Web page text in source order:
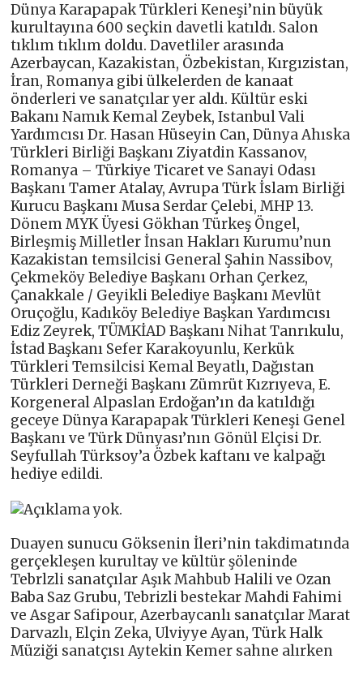
Dünya Karapapak Türkleri Keneşi’nin büyük
kurultayına 600 seçkin davetli katıldı. Salon
tıklım tıklım doldu. Davetliler arasında
Azerbaycan, Kazakistan, Özbekistan, Kırgızistan,
İran, Romanya gibi ülkelerden de kanaat
önderleri ve sanatçılar yer aldı. Kültür eski
Bakanı Namık Kemal Zeybek, Istanbul Vali
Yardımcısı Dr. Hasan Hüseyin Can, Dünya Ahıska
Türkleri Birliği Başkanı Ziyatdin Kassanov,
Romanya – Türkiye Ticaret ve Sanayi Odası
Başkanı Tamer Atalay, Avrupa Türk İslam Birliği
Kurucu Başkanı Musa Serdar Çelebi, MHP 13.
Dönem MYK Üyesi Gökhan Türkeş Öngel,
Birleşmiş Milletler İnsan Hakları Kurumu’nun
Kazakistan temsilcisi General Şahin Nassibov,
Çekmeköy Belediye Başkanı Orhan Çerkez,
Çanakkale / Geyikli Belediye Başkanı Mevlüt
Oruçoğlu, Kadıköy Belediye Başkan Yardımcısı
Ediz Zeyrek, TÜMKİAD Başkanı Nihat Tanrıkulu,
İstad Başkanı Sefer Karakoyunlu, Kerkük
Türkleri Temsilcisi Kemal Beyatlı, Dağıstan
Türkleri Derneği Başkanı Zümrüt Kızrıyeva, E.
Korgeneral Alpaslan Erdoğan’ın da katıldığı
geceye Dünya Karapapak Türkleri Keneşi Genel
Başkanı ve Türk Dünyası’nın Gönül Elçisi Dr.
Seyfullah Türksoy’a Özbek kaftanı ve kalpağı
hediye edildi.
Duayen sunucu Göksenin İleri’nin takdimatında
gerçekleşen kurultay ve kültür şöleninde
Tebrlzli sanatçılar Aşık Mahbub Halili ve Ozan
Baba Saz Grubu, Tebrizli bestekar Mahdi Fahimi
ve Asgar Safipour, Azerbaycanlı sanatçılar Marat
Darvazlı, Elçin Zeka, Ulviyye Ayan, Türk Halk
Müziği sanatçısı Aytekin Kemer sahne alırken